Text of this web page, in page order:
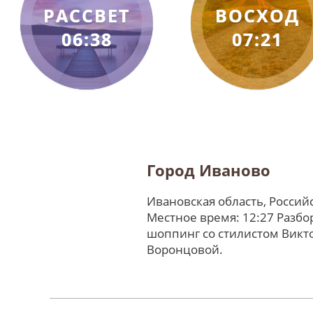
РАССВЕТ
06:38
ВОСХОД
07:21
Город Иваново
Ивановская область,
Местное время: 12:27
шоппинг со стилистом
Воронцовой.